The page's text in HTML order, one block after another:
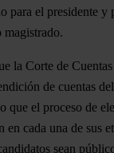
para el presidente
magistrado.
la Corte de
de cuentas
que el proceso de
en cada una de sus
sean